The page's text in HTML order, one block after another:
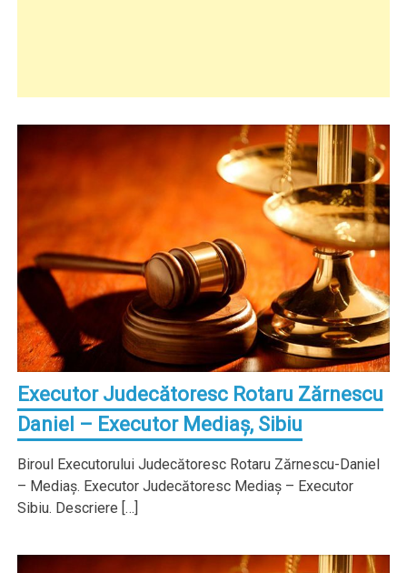
Executor Judecătoresc Rotaru Zărnescu
Daniel – Executor Mediaş, Sibiu
Biroul Executorului Judecătoresc Rotaru Zărnescu-Daniel
– Mediaş. Executor Judecătoresc Mediaş – Executor
Sibiu. Descriere […]